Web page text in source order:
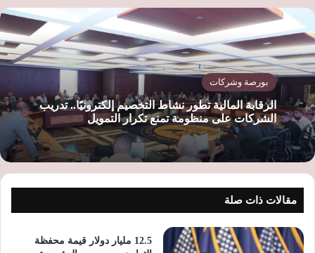
الوي
ب
بورصة وشركات
الرقابة المالية تطور نشاط التخصيم إلكترونيًا.. تدريب
الشركات على منظومة تمنع تكرار التمويل
مقالات ذات صلة
12.5 مليار دولار قيمة محفظة